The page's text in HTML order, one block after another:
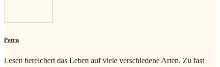
Petra
Lesen bereichert das Leben auf viele verschiedene Arten. Zu fast